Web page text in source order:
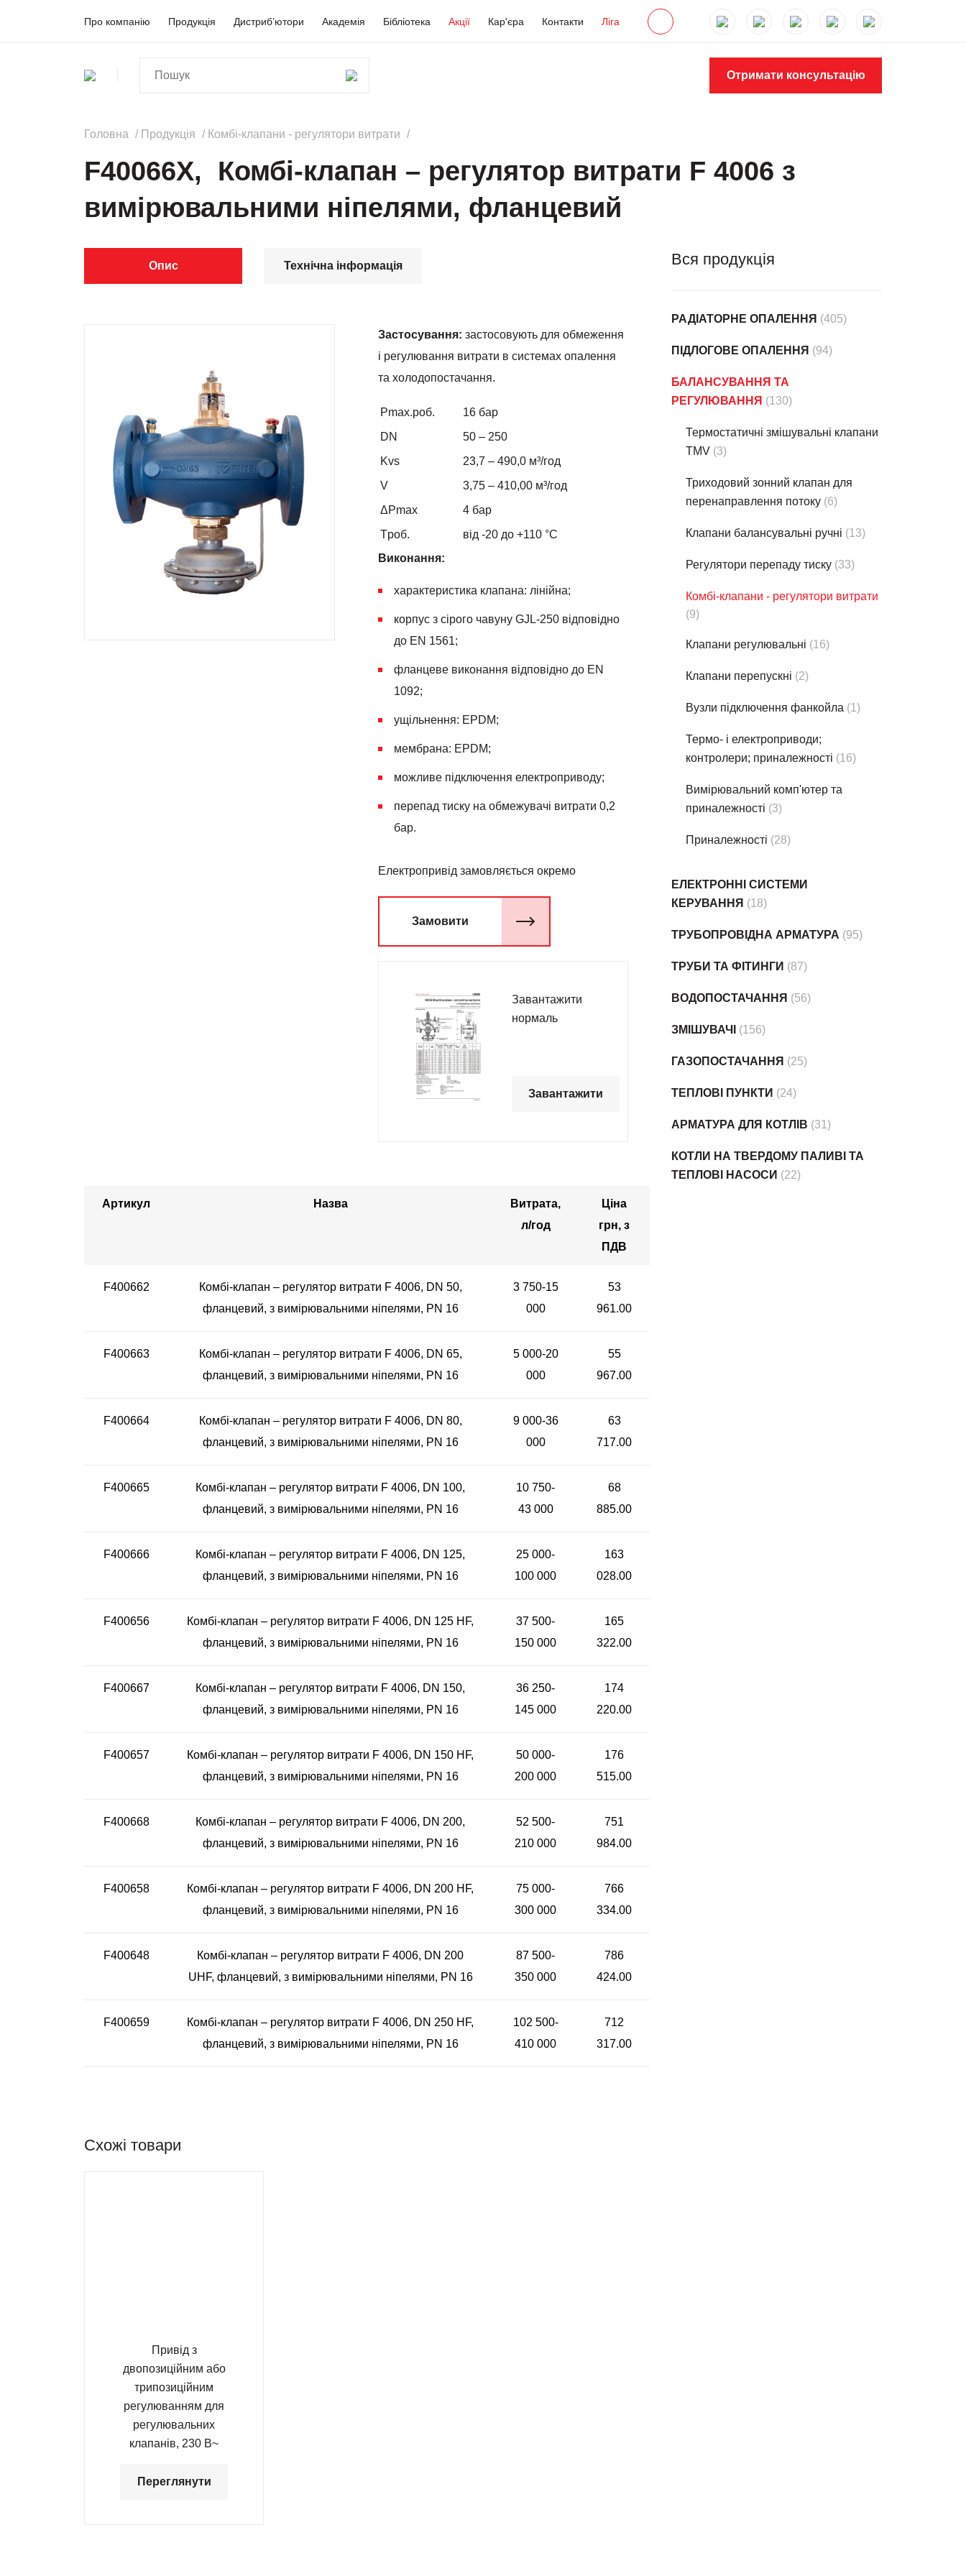
Про компанію Продукція Дистриб’ютори Академія Бібліотека Акції Кар'єра Контакти Ліга
Отримати консультацію
Головна Продукція Комбі-клапани - регулятори витрати
F40066X, Комбі-клапан – регулятор витрати F 4006 з
вимірювальними ніпелями, фланцевий
Опис Технічна інформація
Застосування: застосовують для обмеження
і регулювання витрати в системах опалення
та холодопостачання.
Pmax.роб.
16 бар
DN
50 – 250
Kvs
23,7 – 490,0 м³/год
V
3,75 – 410,00 м³/год
ΔPmax
4 бар
Tроб.
від -20 до +110 °С
Виконання:
характеристика клапана: лінійна;
корпус з сірого чавуну GJL-250 відповідно
до EN 1561;
фланцеве виконання відповідно доEN
1092;
ущільнення: EPDM;
мембрана: EPDM;
можливе підключення електроприводу;
перепад тиску на обмежувачі витрати 0,2
бар.
Електропривід замовляється окремо
Замовити
Завантажити
нормаль
Завантажити
Артикул Назва
Витрата,
л/год
Ціна
грн, з
ПДВ
F400662
Комбі-клапан – регулятор витрати F 4006, DN 50,
фланцевий, з вимірювальними ніпелями, PN 16
3 750-15
000
53
961.00
F400663
Комбі-клапан – регулятор витрати F 4006, DN 65,
фланцевий, з вимірювальними ніпелями, PN 16
5 000-20
000
55
967.00
F400664
Комбі-клапан – регулятор витрати F 4006, DN 80,
фланцевий, з вимірювальними ніпелями, PN 16
9 000-36
000
63
717.00
F400665
Комбі-клапан – регулятор витрати F 4006, DN 100,
фланцевий, з вимірювальними ніпелями, PN 16
10 750-
43 000
68
885.00
F400666
Комбі-клапан – регулятор витрати F 4006, DN 125,
фланцевий, з вимірювальними ніпелями, PN 16
25 000-
100 000
163
028.00
F400656
Комбі-клапан – регулятор витрати F 4006, DN 125 HF,
фланцевий, з вимірювальними ніпелями, PN 16
37 500-
150 000
165
322.00
F400667
Комбі-клапан – регулятор витрати F 4006, DN 150,
фланцевий, з вимірювальними ніпелями, PN 16
36 250-
145 000
174
220.00
F400657
Комбі-клапан – регулятор витрати F 4006, DN 150 HF,
фланцевий, з вимірювальними ніпелями, PN 16
50 000-
200 000
176
515.00
F400668
Комбі-клапан – регулятор витрати F 4006, DN 200,
фланцевий, з вимірювальними ніпелями, PN 16
52 500-
210 000
751
984.00
F400658
Комбі-клапан – регулятор витрати F 4006, DN 200 HF,
фланцевий, з вимірювальними ніпелями, PN 16
75 000-
300 000
766
334.00
F400648
Комбі-клапан – регулятор витрати F 4006, DN 200
UHF, фланцевий, з вимірювальними ніпелями, PN 16
87 500-
350 000
786
424.00
F400659
Комбі-клапан – регулятор витрати F 4006, DN 250 HF,
фланцевий, з вимірювальними ніпелями, PN 16
102 500-
410 000
712
317.00
Схожі товари
Привід з
двопозиційним або
трипозиційним
регулюванням для
регулювальних
клапанів, 230 В~
Переглянути
Вся продукція
РАДІАТОРНЕ ОПАЛЕННЯ (405)
ПІДЛОГОВЕ ОПАЛЕННЯ (94)
БАЛАНСУВАННЯ ТА
РЕГУЛЮВАННЯ (130)
Термостатичні змішувальні клапани
TMV (3)
Триходовий зонний клапан для
перенаправлення потоку (6)
Клапани балансувальні ручні (13)
Регулятори перепаду тиску (33)
Комбі-клапани - регулятори витрати
(9)
Клапани регулювальні (16)
Клапани перепускні (2)
Вузли підключення фанкойла (1)
Термо- i електроприводи;
контролери; приналежності (16)
Вимірювальний комп'ютер та
приналежності (3)
Приналежності (28)
ЕЛЕКТРОННІ СИСТЕМИ
КЕРУВАННЯ (18)
ТРУБОПРОВІДНА АРМАТУРА (95)
ТРУБИ ТА ФІТИНГИ (87)
ВОДОПОСТАЧАННЯ (56)
ЗМІШУВАЧІ (156)
ГАЗОПОСТАЧАННЯ (25)
ТЕПЛОВІ ПУНКТИ (24)
АРМАТУРА ДЛЯ КОТЛІВ (31)
КОТЛИ НА ТВЕРДОМУ ПАЛИВІ ТА
ТЕПЛОВІ НАСОСИ (22)